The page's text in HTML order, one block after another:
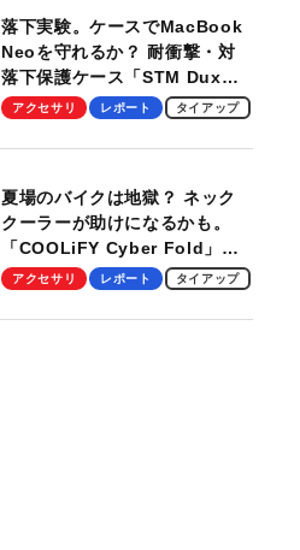
落下実験。ケースでMacBook
Neoを守れるか？ 耐衝撃・対
落下保護ケース「STM Dux
Ultra」を検証。学生、ビジネ
適！
アクセサリ レポート タイアップ
夏場のバイクは地獄？ ネック
クーラーが助けになるかも。
「COOLiFY Cyber Fold」レ
ビュー。冷却の速さ、密着する
性がグッド！
アクセサリ レポート タイアップ